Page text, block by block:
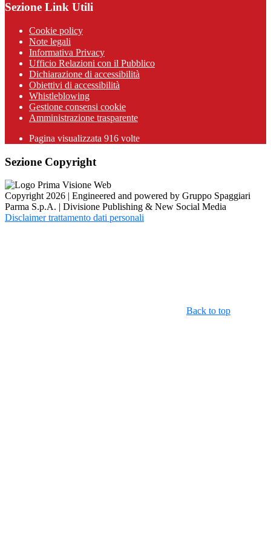
Sezione Link Utili
Cookie policy
Note legali
Informativa Privacy
Ufficio Relazioni con il Pubblico
Dichiarazione di accessibilità
Obiettivi di accessibilità
Whistleblowing
Gestione consensi cookie
Amministrazione trasparente
Pagina visualizzata 916 volte
Sezione Copyright
Copyright 2026 | Engineered and powered by Gruppo Spaggiari
Parma S.p.A. | Divisione Publishing & New Social Media
Disclaimer trattamento dati personali
Back to top